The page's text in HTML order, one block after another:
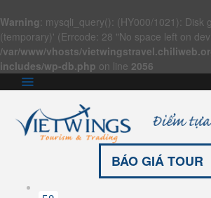
Warning: mysqli_query(): (HY000/1021): Disk
(temporary)' (Errcode: 28 "No space left on
/var/www/vhosts/
includes/wp-db.php on line 2056
BÁO GIÁ TOUR